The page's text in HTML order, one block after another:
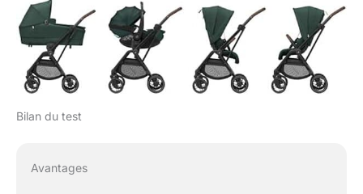
Bilan du test
Avantages